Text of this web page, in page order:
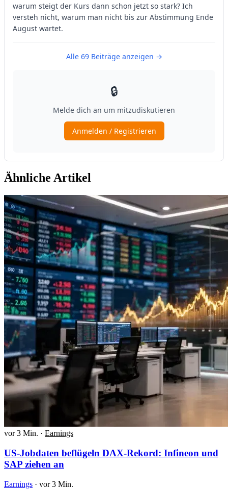
Ähnliche Artikel
vor 3 Min. · Earnings
US-Jobdaten beflügeln DAX-Rekord: Infineon und
SAP ziehen an
Earnings · vor 3 Min.